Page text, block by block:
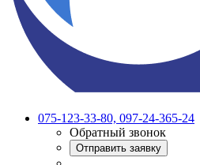
075-123-33-80, 097-24-365-24
Обратный звонок
Отправить заявку